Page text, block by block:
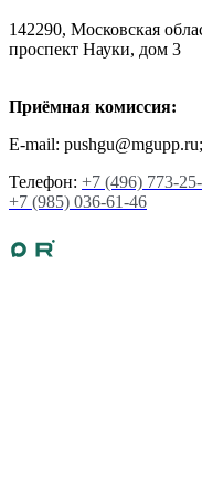
142290, Московская
проспект Науки, дом 3
Приёмная комиссия:
E-mail:
Телефон: +7 (496) 773-
+7 (985) 036-61-46